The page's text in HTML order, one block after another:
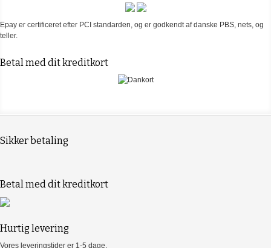
Epay er certificeret efter PCI standarden, og er godkendt af danske PBS, nets, og
teller.
Betal med dit kreditkort
Sikker betaling
Betal med dit kreditkort
Hurtig levering
Vores leveringstider er 1-5 dage.